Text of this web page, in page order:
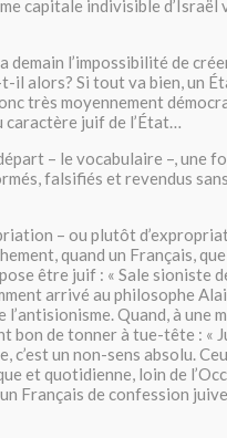
capitale indivisible d’Israël
l’impossibilité de
il alors? Si tout va bien, un
très moyennement
juif de l’État…
– le vocabulaire –, une
falsifiés et revendus
– ou plutôt
quand un Français,
être juif : « Sale sioniste
arrivé au philosophe
l’antisionisme. Quand, à
bon de tonner à tue-tête : «
c’est un non-sens absolu.
et quotidienne, loin de
Français de confession